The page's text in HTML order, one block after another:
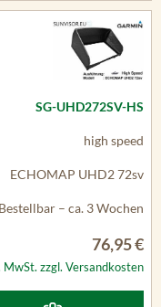
SG-UHD272SV-HS
high speed
ECHOMAP UHD2 72sv
Bestellbar – ca. 3 Wochen
76,95 €
MwSt. zzgl. Versandkosten